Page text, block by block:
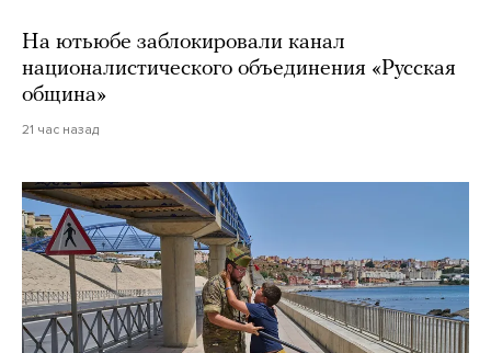
На ютьюбе заблокировали канал
националистического объединения «Русская
община»
21 час назад